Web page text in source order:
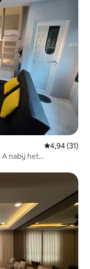
Gemiddelde
4,94 (31)
A nabij het